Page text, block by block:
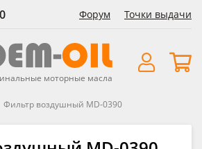
Форум Точки выдачи
моторные масла
Фильтр воздушный MD-0390